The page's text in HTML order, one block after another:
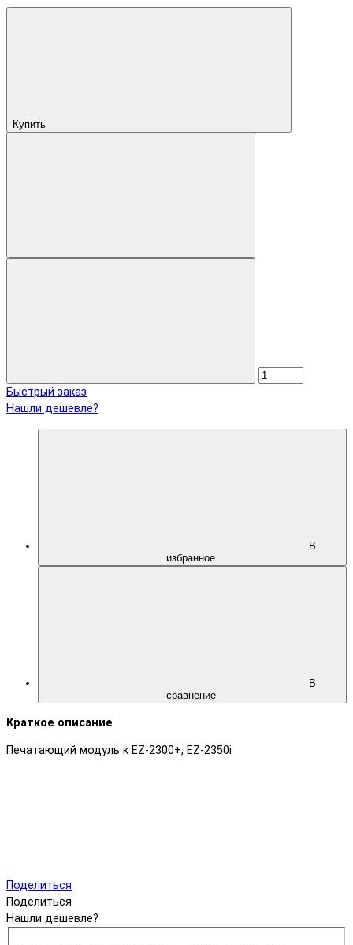
Купить
Быстрый заказ
Нашли дешевле?
В
избранное
В
сравнение
Краткое описание
Печатающий модуль к EZ-2300+, EZ-2350i
Поделиться
Поделиться
Нашли дешевле?